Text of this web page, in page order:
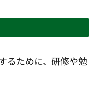
るために、研修や勉